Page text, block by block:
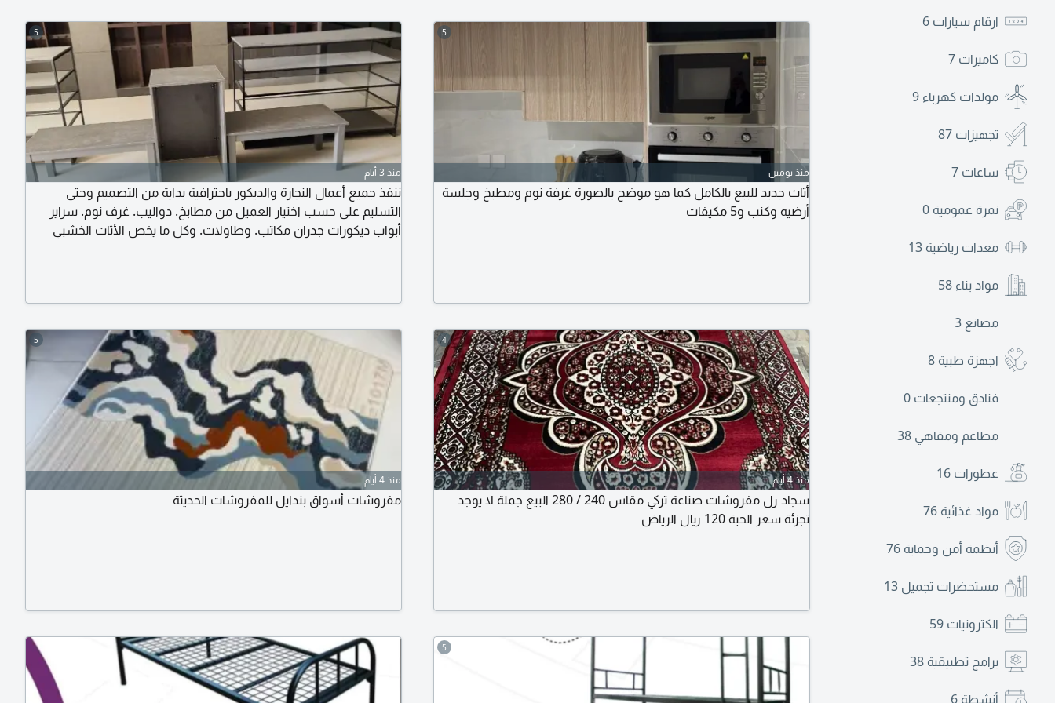
ارقام سيارات 6
كاميرات 7
مولدات كهرباء 9
تجهيزات 87
ساعات 7
نمرة عمومية 0
معدات رياضية 13
مواد بناء 58
مصانع 3
اجهزة طبية 8
فنادق ومنتجعات 0
مطاعم ومقاهي 38
عطورات 16
مواد غذائية 76
أنظمة أمن وحماية 76
مستحضرات تجميل 13
الكترونيات 59
برامج تطبيقية 38
أنشطة 6
5
منذ يومين
أثاث جديد للبيع بالكامل كما هو موضح بالصورة غرفة نوم ومطبخ وجلسة
أرضيه وكنب و5 مكيفات
5
منذ 3 أيام
ننفذ جميع أعمال النجارة والديكور باحترافية بداية من التصميم وحتى
التسليم على حسب اختيار العميل من مطابخ. دواليب. غرف نوم. سراير
أبواب ديكورات جدران مكاتب. وطاولات. وكل ما يخص الأثاث الخشبي
4
منذ 4 أيام
سجاد زل مفروشات صناعة تركي مقاس 240 / 280 البيع جملة لا يوجد
تجزئة سعر الحبة 120 ريال الرياض
5
منذ 4 أيام
مفروشات أسواق بندايل للمفروشات الحديثة
5